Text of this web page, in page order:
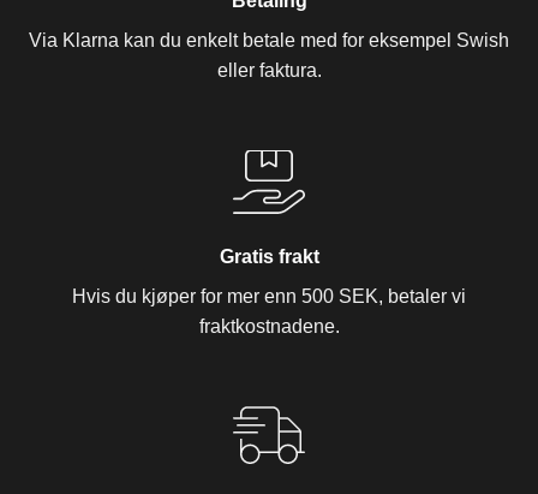
Via Klarna kan du enkelt betale med for eksempel Swish
eller faktura.
Gratis frakt
Hvis du kjøper for mer enn 500 SEK, betaler vi
fraktkostnadene.